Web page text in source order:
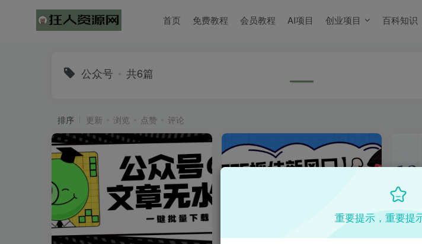
首页 免费教程 会员教程 AI项目 创业项目 百科知识
公众号 共6篇
排序 更新 浏览 点赞 评论
重要提示，重要提